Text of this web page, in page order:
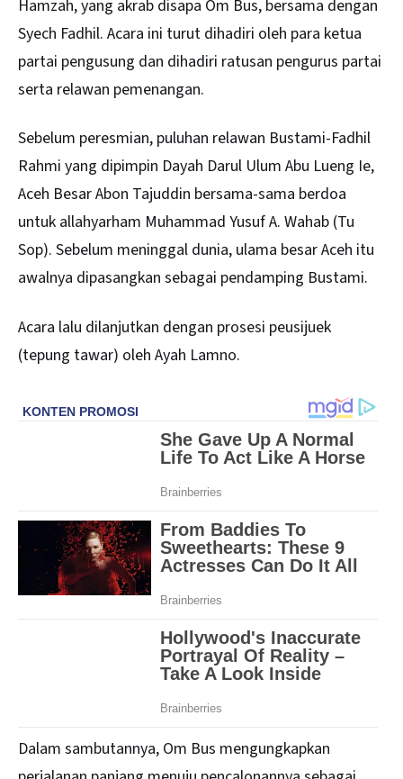
Hamzah, yang akrab disapa Om Bus, bersama dengan
Syech Fadhil. Acara ini turut dihadiri oleh para ketua
partai pengusung dan dihadiri ratusan pengurus partai
serta relawan pemenangan.
Sebelum peresmian, puluhan relawan Bustami-Fadhil
Rahmi yang dipimpin Dayah Darul Ulum Abu Lueng Ie,
Aceh Besar Abon Tajuddin bersama-sama berdoa
untuk allahyarham Muhammad Yusuf A. Wahab (Tu
Sop). Sebelum meninggal dunia, ulama besar Aceh itu
awalnya dipasangkan sebagai pendamping Bustami.
Acara lalu dilanjutkan dengan prosesi peusijuek
(tepung tawar) oleh Ayah Lamno.
Dalam sambutannya, Om Bus mengungkapkan